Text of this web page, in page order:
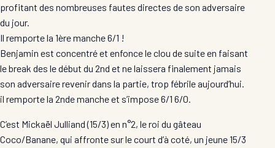
profitant des nombreuses fautes directes de son adversaire
du jour.
Il remporte la 1ère manche 6/1 !
Benjamin est concentré et enfonce le clou de suite en faisant
le break des le début du 2nd et ne laissera finalement jamais
son adversaire revenir dans la partie, trop fébrile aujourd’hui.
il remporte la 2nde manche et s’impose 6/1 6/0.
C’est Mickaël Julliand (15/3) en n°2, le roi du gâteau
Coco/Banane, qui affronte sur le court d’à coté, un jeune 15/3